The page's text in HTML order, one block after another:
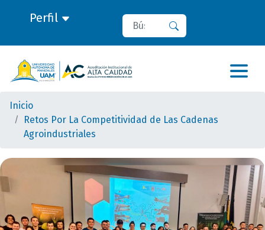
Perfil Buscar
Inicio
Retos Por La Competitividad de Las Cadenas
Agroindustriales